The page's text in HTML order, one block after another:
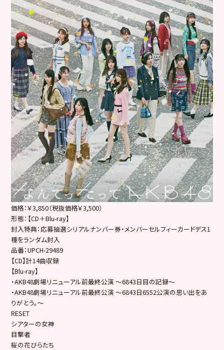
価格：￥3,850（税抜価格￥3,500）
形態：【CD＋Blu-ray】
封入特典：応募抽選シリアルナンバー券・メンバーセルフィーカードデス1
種をランダム封入
品番：UPCH-29489
【CD】計14曲収録
【Blu-ray】
・AKB48劇場リニューアル前最終公演 ～6843日目の記録～
・AKB48劇場リニューアル前最終公演 〜6843日6552公演の思い出をあ
りがとう。〜
RESET
シアターの女神
目撃者
桜の花びらたち